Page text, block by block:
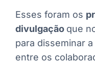
Esses foram os
divulgação que
para disseminar
entre os